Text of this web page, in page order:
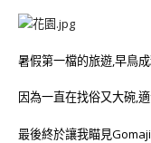
暑假第一檔的旅遊,早鳥
因為一直在找俗又大碗,
最後終於讓我瞄見